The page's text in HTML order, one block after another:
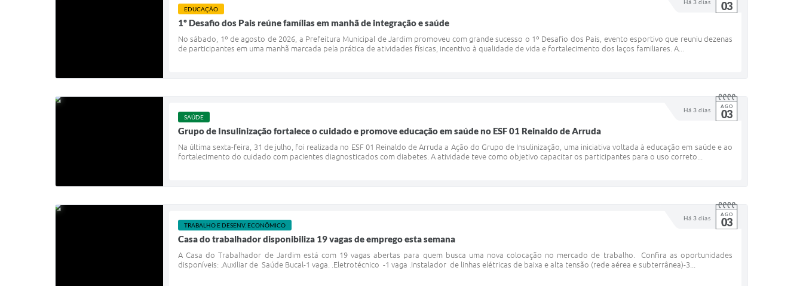
Há 3 dias 03
EDUCAÇÃO
1º Desafio dos Pais reúne famílias em manhã de integração e saúde
No sábado, 1º de agosto de 2026, a Prefeitura Municipal de Jardim promoveu com grande sucesso o 1º Desafio dos Pais, evento esportivo que reuniu dezenas
de participantes em uma manhã marcada pela prática de atividades físicas, incentivo à qualidade de vida e fortalecimento dos laços familiares. A...
Há 3 dias AGO
03
SAÚDE
Grupo de Insulinização fortalece o cuidado e promove educação em saúde no ESF 01 Reinaldo de Arruda
Na última sexta-feira, 31 de julho, foi realizada no ESF 01 Reinaldo de Arruda a Ação do Grupo de Insulinização, uma iniciativa voltada à educação em saúde e ao
fortalecimento do cuidado com pacientes diagnosticados com diabetes. A atividade teve como objetivo capacitar os participantes para o uso correto...
Há 3 dias AGO
03
TRABALHO E DESENV. ECONÔMICO
Casa do trabalhador disponibiliza 19 vagas de emprego esta semana
A Casa do Trabalhador de Jardim está com 19 vagas abertas para quem busca uma nova colocação no mercado de trabalho. Confira as oportunidades
disponíveis: .Auxiliar de Saúde Bucal-1 vaga. .Eletrotécnico -1 vaga .Instalador de linhas elétricas de baixa e alta tensão (rede aérea e subterrânea)-3...